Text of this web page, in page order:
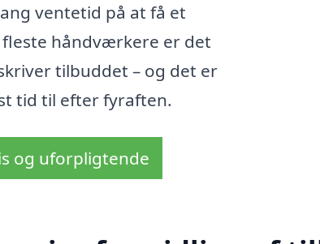
ventetid på at få et
håndværkere er det
tilbuddet – og det er
tid til efter fyraften.
og uforpligtende